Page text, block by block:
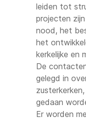
leiden tot
projecten
nood, het
het
kerkelijke en
De
gelegd in
gedaan
Er worden